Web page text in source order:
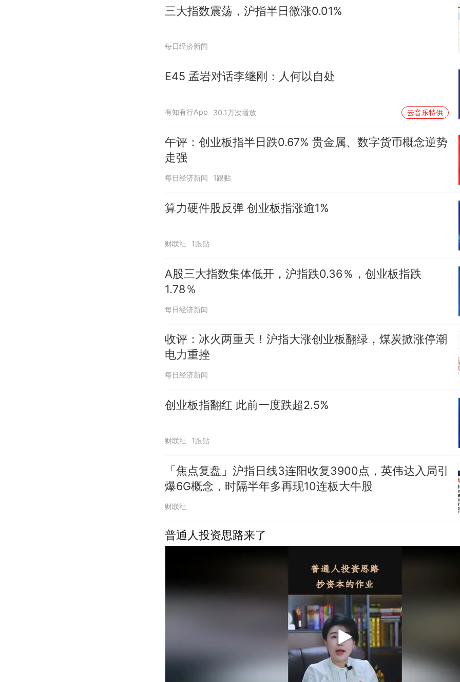
三大指数震荡，沪指半日微涨0.01%
每日经济新闻
E45 孟岩对话李继刚：人何以自处
有知有行App 30.1万次播放 云音乐特供
午评：创业板指半日跌0.67% 贵金属、数字货币概念逆势
走强
每日经济新闻 1跟贴
算力硬件股反弹 创业板指涨逾1%
财联社 1跟贴
A股三大指数集体低开，沪指跌0.36％，创业板指跌
1.78％
每日经济新闻
收评：冰火两重天！沪指大涨创业板翻绿，煤炭掀涨停潮
电力重挫
每日经济新闻
创业板指翻红 此前一度跌超2.5%
财联社 1跟贴
「焦点复盘」沪指日线3连阳收复3900点，英伟达入局引
爆6G概念，时隔半年多再现10连板大牛股
财联社
普通人投资思路来了